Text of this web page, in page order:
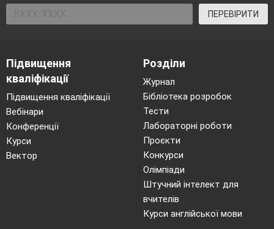
ПЕРЕВІРИТИ
Підвищення
кваліфікації
Підвищення кваліфікації
Вебінари
Конференції
Курси
Вектор
Розділи
Журнал
Бібліотека розробок
Тести
Лабораторні роботи
Проєкти
Конкурси
Олімпіади
Штучний інтелект для
вчителів
Курси англійської мови